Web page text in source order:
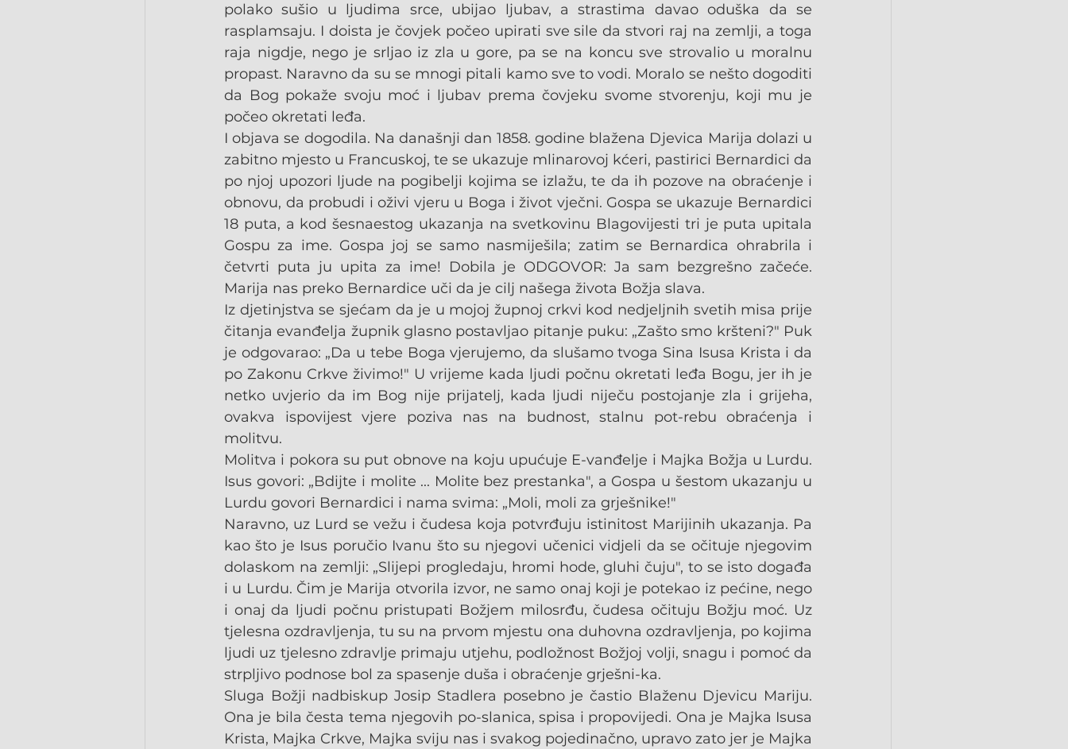
polako sušio u ljudima srce, ubijao ljubav, a strastima davao oduška da se
rasplamsaju. I doista je čovjek počeo upirati sve sile da stvori raj na zemlji, a toga
raja nigdje, nego je srljao iz zla u gore, pa se na koncu sve strovalio u moralnu
propast. Naravno da su se mnogi pitali kamo sve to vodi. Moralo se nešto dogoditi
da Bog pokaže svoju moć i ljubav prema čovjeku svome stvorenju, koji mu je
počeo okretati leđa.
I objava se dogodila. Na današnji dan 1858. godine blažena Djevica Marija dolazi u
zabitno mjesto u Francuskoj, te se ukazuje mlinarovoj kćeri, pastirici Bernardici da
po njoj upozori ljude na pogibelji kojima se izlažu, te da ih pozove na obraćenje i
obnovu, da probudi i oživi vjeru u Boga i život vječni. Gospa se ukazuje Bernardici
18 puta, a kod šesnaestog ukazanja na svetkovinu Blagovijesti tri je puta upitala
Gospu za ime. Gospa joj se samo nasmiješila; zatim se Bernardica ohrabrila i
četvrti puta ju upita za ime! Dobila je ODGOVOR: Ja sam bezgrešno začeće.
Marija nas preko Bernardice uči da je cilj našega života Božja slava.
Iz djetinjstva se sjećam da je u mojoj župnoj crkvi kod nedjeljnih svetih misa prije
čitanja evanđelja župnik glasno postavljao pitanje puku: „Zašto smo kršteni?" Puk
je odgovarao: „Da u tebe Boga vjerujemo, da slušamo tvoga Sina Isusa Krista i da
po Zakonu Crkve živimo!" U vrijeme kada ljudi počnu okretati leđa Bogu, jer ih je
netko uvjerio da im Bog nije prijatelj, kada ljudi niječu postojanje zla i grijeha,
ovakva ispovijest vjere poziva nas na budnost, stalnu pot-rebu obraćenja i
molitvu.
Molitva i pokora su put obnove na koju upućuje E-vanđelje i Majka Božja u Lurdu.
Isus govori: „Bdijte i molite ... Molite bez prestanka", a Gospa u šestom ukazanju u
Lurdu govori Bernardici i nama svima: „Moli, moli za grješnike!"
Naravno, uz Lurd se vežu i čudesa koja potvrđuju istinitost Marijinih ukazanja. Pa
kao što je Isus poručio Ivanu što su njegovi učenici vidjeli da se očituje njegovim
dolaskom na zemlji: „Slijepi progledaju, hromi hode, gluhi čuju", to se isto događa
i u Lurdu. Čim je Marija otvorila izvor, ne samo onaj koji je potekao iz pećine, nego
i onaj da ljudi počnu pristupati Božjem milosrđu, čudesa očituju Božju moć. Uz
tjelesna ozdravljenja, tu su na prvom mjestu ona duhovna ozdravljenja, po kojima
ljudi uz tjelesno zdravlje primaju utjehu, podložnost Božjoj volji, snagu i pomoć da
strpljivo podnose bol za spasenje duša i obraćenje grješni-ka.
Sluga Božji nadbiskup Josip Stadlera posebno je častio Blaženu Djevicu Mariju.
Ona je bila česta tema njegovih po-slanica, spisa i propovijedi. Ona je Majka Isusa
Krista, Majka Crkve, Majka sviju nas i svakog pojedinačno, upravo zato jer je Majka